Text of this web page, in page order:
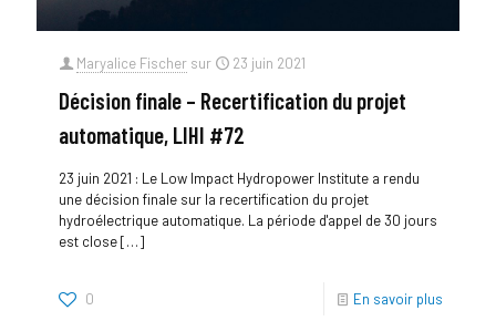
Maryalice Fischer sur 23 juin 2021
Décision finale – Recertification du projet
automatique, LIHI #72
23 juin 2021 : Le Low Impact Hydropower Institute a rendu
une décision finale sur la recertification du projet
hydroélectrique automatique. La période d'appel de 30 jours
est close[…]
0 En savoir plus